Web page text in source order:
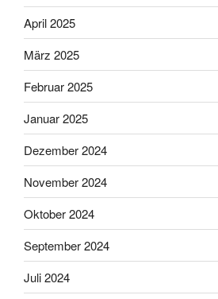
April 2025
März 2025
Februar 2025
Januar 2025
Dezember 2024
November 2024
Oktober 2024
September 2024
Juli 2024